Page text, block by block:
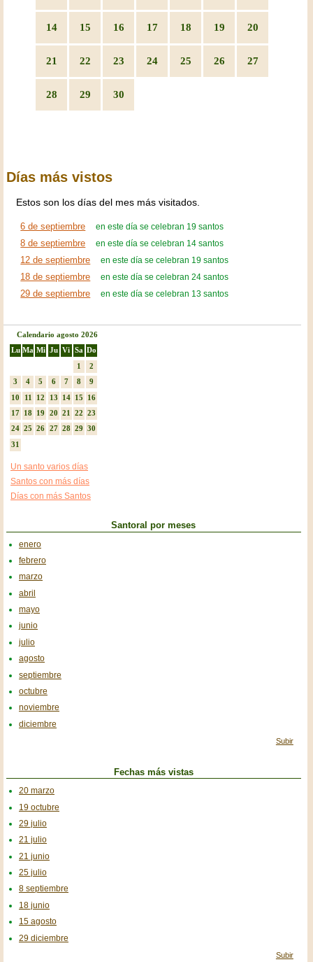
14 15 16 17 18 19 20
21 22 23 24 25 26 27
28 29 30
Días más vistos
Estos son los días del mes más visitados.
6 de septiembre en este día se celebran 19 santos
8 de septiembre en este día se celebran 14 santos
12 de septiembre en este día se celebran 19 santos
18 de septiembre en este día se celebran 24 santos
29 de septiembre en este día se celebran 13 santos
Calendario agosto 2026
Lu Ma Mi Ju Vi Sa Do
1
2
3
4 5 6 7 8
9
10
11 12 13 14 15
16
17 18 19 20 21 22
23
24 25 26 27 28 29
30
31
Un santo varios días
Santos con más días
Días con más Santos
Santoral por meses
enero
febrero
marzo
abril
mayo
junio
julio
agosto
septiembre
octubre
noviembre
diciembre
Subir
Fechas más vistas
20 marzo
19 octubre
29 julio
21 julio
21 junio
25 julio
8 septiembre
18 junio
15 agosto
29 diciembre
Subir